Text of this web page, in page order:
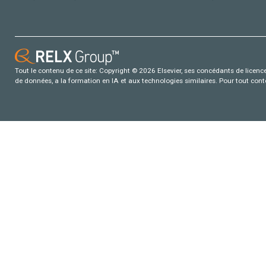
Tout le contenu de ce site: Copyright © 2026 Elsevier, ses concédants de
de données, a la formation en IA et aux technologies similaires. Pour tout